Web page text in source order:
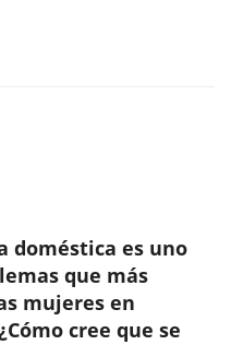
doméstica es uno
que más
mujeres en
cree que se